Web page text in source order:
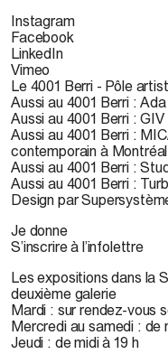
Instagram
Facebook
LinkedIn
Vimeo
Le 4001 Berri - Pôle
Aussi au 4001 Berri :
Aussi au 4001 Berri : GIV
Aussi au 4001 Berri :
contemporain à Montréal
Aussi au 4001 Berri :
Aussi au 4001 Berri :
Design par
Je donne
S’inscrire à l’infolettre
Les expositions dans la
deuxième galerie
Mardi : sur rendez-vous
Mercredi au samedi : de
Jeudi : de midi à 19 h